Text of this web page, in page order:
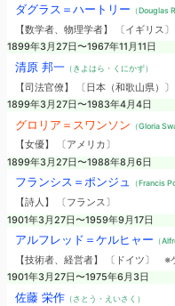
ダグラス＝ハートリー （Douglas
【数学者、物理学者】 〔イギリス〕
1899年3月27日〜1967年11月11日
清原 邦一（きよはら・くにかず）
【司法官僚】 〔日本（和歌山県）〕
1899年3月27日〜1983年4月4日
グロリア＝スワンソン （Gloria
【女優】 〔アメリカ〕
1899年3月27日〜1988年8月6日
フランシス＝ポンジュ （Francis
【詩人】 〔フランス〕
1901年3月27日〜1959年9月17日
アルフレッド＝ケルヒャー （
【技術者、経営者】 〔ドイツ〕 ※
1901年3月27日〜1975年6月3日
佐藤 栄作（さとう・えいさく）